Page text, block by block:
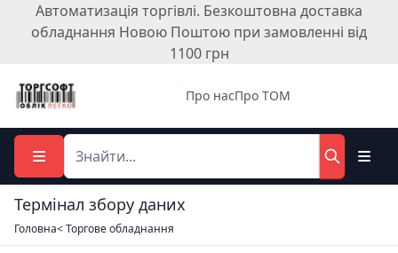
Автоматизація торгівлі. Безкоштовна доставка
обладнання Новою Поштою при замовленні від
1100 грн
Про насПро ТОМ
Термінал збору даних
Головна< Торгове обладнання